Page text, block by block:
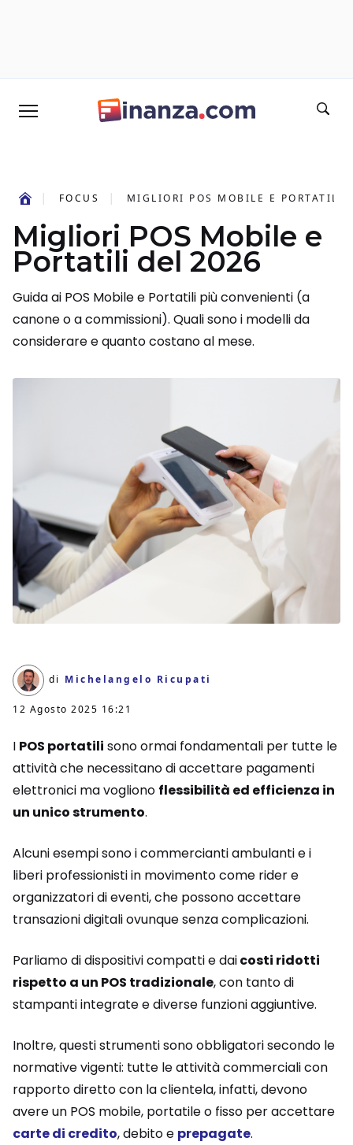
FOCUS MIGLIORI POS MOBILE E PORTATILI
Migliori POS Mobile e
Portatili del 2026
Guida ai POS Mobile e Portatili più convenienti (a
canone o a commissioni). Quali sono i modelli da
considerare e quanto costano al mese.
di Michelangelo Ricupati
12 Agosto 2025 16:21
I POS portatili sono ormai fondamentali per tutte le
attività che necessitano di accettare pagamenti
elettronici ma vogliono flessibilità ed efficienza in
un unico strumento.
Alcuni esempi sono i commercianti ambulanti e i
liberi professionisti in movimento come rider e
organizzatori di eventi, che possono accettare
transazioni digitali ovunque senza complicazioni.
Parliamo di dispositivi compatti e daicosti ridotti
rispetto a un POS tradizionale, con tanto di
stampanti integrate e diverse funzioni aggiuntive.
Inoltre, questi strumenti sono obbligatori secondo le
normative vigenti: tutte le attività commerciali con
rapporto diretto con la clientela, infatti, devono
avere un POS mobile, portatile o fisso per accettare
carte di credito, debito e prepagate.